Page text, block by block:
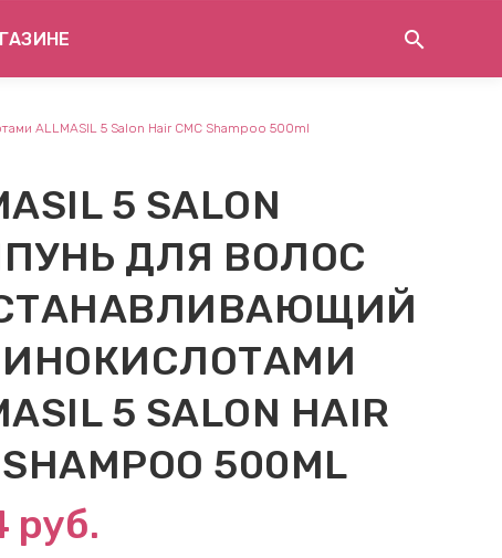
search
ALLMASIL 5 Salon Hair CMC Shampoo 500ml
5 SALON
ДЛЯ ВОЛОС
5 SALON HAIR
500ML
руб.